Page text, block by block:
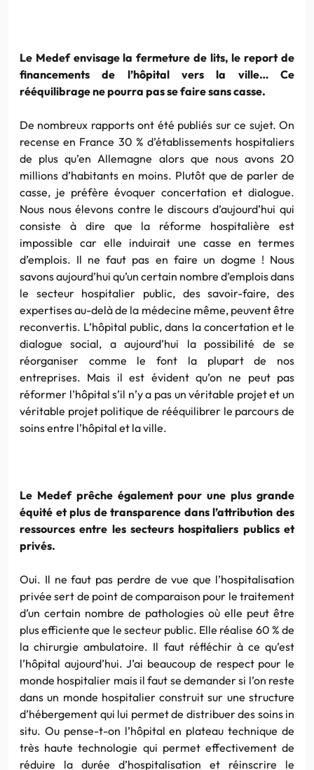
Le Medef envisage la fermeture de lits, le report de
financements de l’hôpital vers la ville… Ce
rééquilibrage ne pourra pas se faire sans casse.
De nombreux rapports ont été publiés sur ce sujet. On
recense en France 30 % d’établissements hospitaliers
de plus qu’en Allemagne alors que nous avons 20
millions d’habitants en moins. Plutôt que de parler de
casse, je préfère évoquer concertation et dialogue.
Nous nous élevons contre le discours d’aujourd’hui qui
consiste à dire que la réforme hospitalière est
impossible car elle induirait une casse en termes
d’emplois. Il ne faut pas en faire un dogme ! Nous
savons aujourd’hui qu’un certain nombre d’emplois dans
le secteur hospitalier public, des savoir-faire, des
expertises au-delà de la médecine même, peuvent être
reconvertis. L’hôpital public, dans la concertation et le
dialogue social, a aujourd’hui la possibilité de se
réorganiser comme le font la plupart de nos
entreprises. Mais il est évident qu’on ne peut pas
réformer l’hôpital s’il n’y a pas un véritable projet et un
véritable projet politique de rééquilibrer le parcours de
soins entre l’hôpital et la ville.
Le Medef prêche également pour une plus grande
équité et plus de transparence dans l’attribution des
ressources entre les secteurs hospitaliers publics et
privés.
Oui. Il ne faut pas perdre de vue que l’hospitalisation
privée sert de point de comparaison pour le traitement
d’un certain nombre de pathologies où elle peut être
plus efficiente que le secteur public. Elle réalise 60 % de
la chirurgie ambulatoire. Il faut réfléchir à ce qu’est
l’hôpital aujourd’hui. J’ai beaucoup de respect pour le
monde hospitalier mais il faut se demander si l’on reste
dans un monde hospitalier construit sur une structure
d’hébergement qui lui permet de distribuer des soins in
situ. Ou pense-t-on l’hôpital en plateau technique de
très haute technologie qui permet effectivement de
réduire la durée d’hospitalisation et réinscrire le